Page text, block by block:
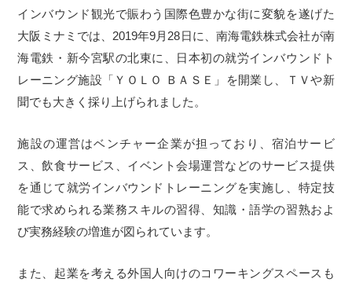
インバウンド観光で賑わう国際色豊かな街に変貌を遂げた
大阪ミナミでは、2019年9月28日に、南海電鉄株式会社が南
海電鉄・新今宮駅の北東に、日本初の就労インバウンドト
レーニング施設「ＹＯＬＯ ＢＡＳＥ」を開業し、ＴＶや新
聞でも大きく採り上げられました。
施設の運営はベンチャー企業が担っており、宿泊サービ
ス、飲食サービス、イベント会場運営などのサービス提供
を通じて就労インバウンドトレーニングを実施し、特定技
能で求められる業務スキルの習得、知識・語学の習熟およ
び実務経験の増進が図られています。
また、起業を考える外国人向けのコワーキングスペースも